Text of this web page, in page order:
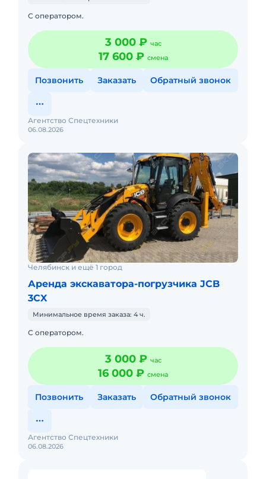
С оператором.
3 000 ₽ час
17 600 ₽ смена
Позвонить Заказать Обратный звонок
06.08.2026
Агентство Спецтехники
Челябинск и ещё 1 город
Аренда экскаватора-погрузчика JCB
3CX
Минимальное время заказа: 4 ч.
С оператором.
3 000 ₽ час
16 000 ₽ смена
Позвонить Заказать Обратный звонок
06.08.2026
Агентство Спецтехники